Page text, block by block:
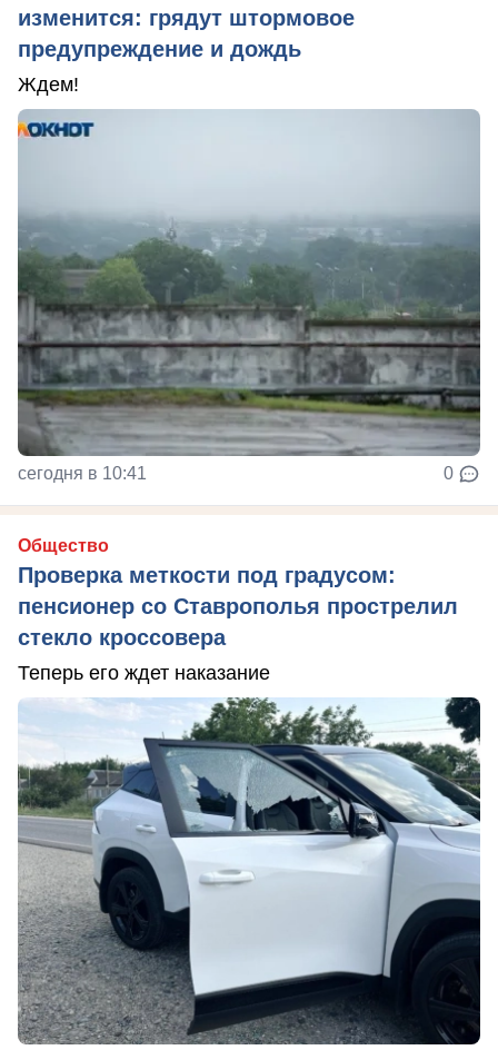
изменится: грядут штормовое
предупреждение и дождь
Ждем!
сегодня в 10:41 0
Общество
Проверка меткости под градусом:
пенсионер со Ставрополья прострелил
стекло кроссовера
Теперь его ждет наказание